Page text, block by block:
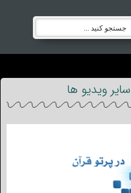
سایر ویدیو ها